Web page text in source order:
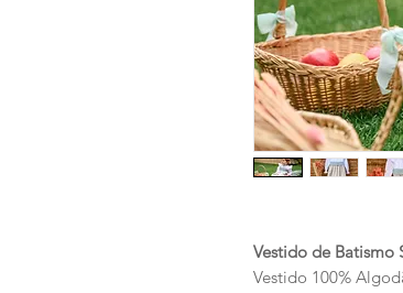
Vestido de Batismo
Vestido 100%